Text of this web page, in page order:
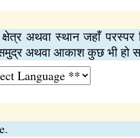
अथवा स्थान जहाँ परस्पर
समुद्र अथवा आकाश कुछ भी हो